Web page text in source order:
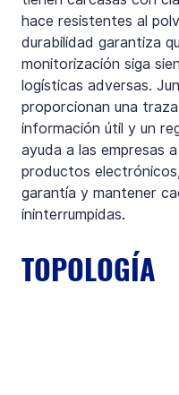
hace resistentes al
durabilidad garantiza
monitorización siga
logísticas adversas.
proporcionan una
información útil y un
ayuda a las empresas
productos
garantía y mantener
ininterrumpidas.
TOPOLOGÍA